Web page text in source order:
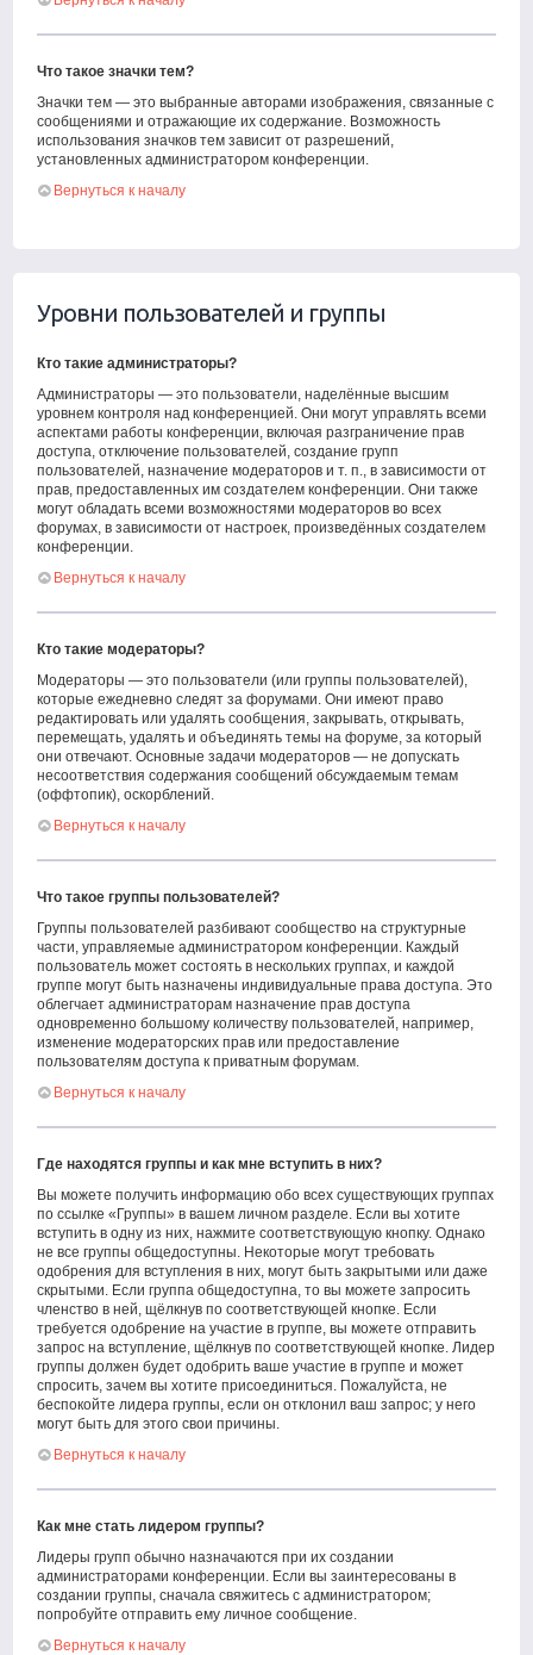
Что такое значки тем?
Значки тем — это выбранные авторами изображения, связанные с
сообщениями и отражающие их содержание. Возможность
использования значков тем зависит от разрешений,
установленных администратором конференции.
Вернуться к началу
Уровни пользователей и группы
Кто такие администраторы?
Администраторы — это пользователи, наделённые высшим
уровнем контроля над конференцией. Они могут управлять всеми
аспектами работы конференции, включая разграничение прав
доступа, отключение пользователей, создание групп
пользователей, назначение модераторов и т. п., в зависимости от
прав, предоставленных им создателем конференции. Они также
могут обладать всеми возможностями модераторов во всех
форумах, в зависимости от настроек, произведённых создателем
конференции.
Вернуться к началу
Кто такие модераторы?
Модераторы — это пользователи (или группы пользователей),
которые ежедневно следят за форумами. Они имеют право
редактировать или удалять сообщения, закрывать, открывать,
перемещать, удалять и объединять темы на форуме, за который
они отвечают. Основные задачи модераторов — не допускать
несоответствия содержания сообщений обсуждаемым темам
(оффтопик), оскорблений.
Вернуться к началу
Что такое группы пользователей?
Группы пользователей разбивают сообщество на структурные
части, управляемые администратором конференции. Каждый
пользователь может состоять в нескольких группах, и каждой
группе могут быть назначены индивидуальные права доступа. Это
облегчает администраторам назначение прав доступа
одновременно большому количеству пользователей, например,
изменение модераторских прав или предоставление
пользователям доступа к приватным форумам.
Вернуться к началу
Где находятся группы и как мне вступить в них?
Вы можете получить информацию обо всех существующих группах
по ссылке «Группы» в вашем личном разделе. Если вы хотите
вступить в одну из них, нажмите соответствующую кнопку. Однако
не все группы общедоступны. Некоторые могут требовать
одобрения для вступления в них, могут быть закрытыми или даже
скрытыми. Если группа общедоступна, то вы можете запросить
членство в ней, щёлкнув по соответствующей кнопке. Если
требуется одобрение на участие в группе, вы можете отправить
запрос на вступление, щёлкнув по соответствующей кнопке. Лидер
группы должен будет одобрить ваше участие в группе и может
спросить, зачем вы хотите присоединиться. Пожалуйста, не
беспокойте лидера группы, если он отклонил ваш запрос; у него
могут быть для этого свои причины.
Вернуться к началу
Как мне стать лидером группы?
Лидеры групп обычно назначаются при их создании
администраторами конференции. Если вы заинтересованы в
создании группы, сначала свяжитесь с администратором;
попробуйте отправить ему личное сообщение.
Вернуться к началу